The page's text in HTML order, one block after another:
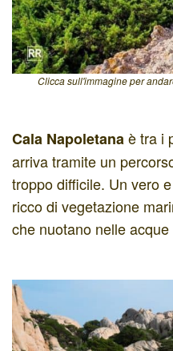
Clicca sull'immagine per
Cala Napoletanaè tra i
arriva tramite un
troppo difficile. Un vero
ricco di vegetazione
che nuotano nelle